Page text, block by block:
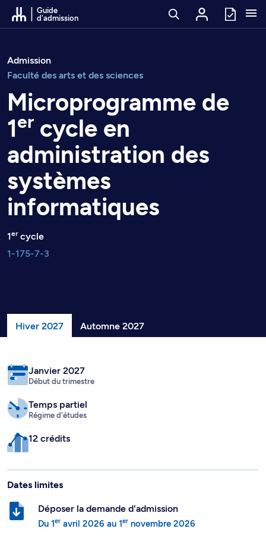
Passer au contenu
Guide
d'admission
Admission
Faculté des arts et des sciences
Microprogramme de
1er cycle en
administration des
systèmes
informatiques
1ercycle
1-175-7-3
Hiver 2027 Automne 2027
Janvier 2027
Début du trimestre
Temps partiel
Régime d'études
12 crédits
Dates limites
Déposer la demande d'admission
Du 1er avril 2026 au 1er novembre 2026